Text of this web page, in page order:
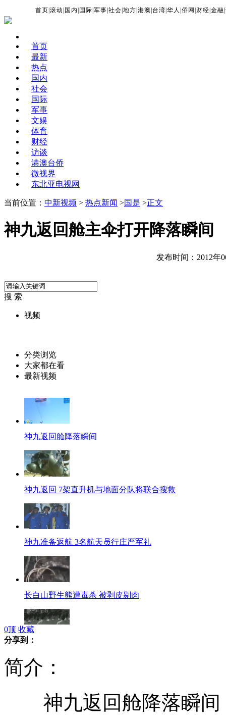
首页 |滚动 国内 国际 |军事 |社会 |地方 |港澳 台湾 |华人 |侨网 财经 |金融 |
首页
最新
热点
国内
社会
国际
军事
文娱
体育
财经
访谈
港澳台侨
微视界
东北亚电视网
当前位置： 中新视频 > 热点新闻 >国是 >正文
神九返回舱主伞打开降落瞬间
发布时间：2012年
搜 索
视频
分类浏览
大家都在看
最新视频
神九返回舱降落瞬间
神九返回 7架直升机与地面分队将联合搜救
神九准备返航 3名航天员行庄严军礼
长白山野生熊遭毒杀 被剥皮剔肉
动画模拟神舟九号“回家路”
0顶 收藏
分享到：
简介：
神九返回舱降落瞬间